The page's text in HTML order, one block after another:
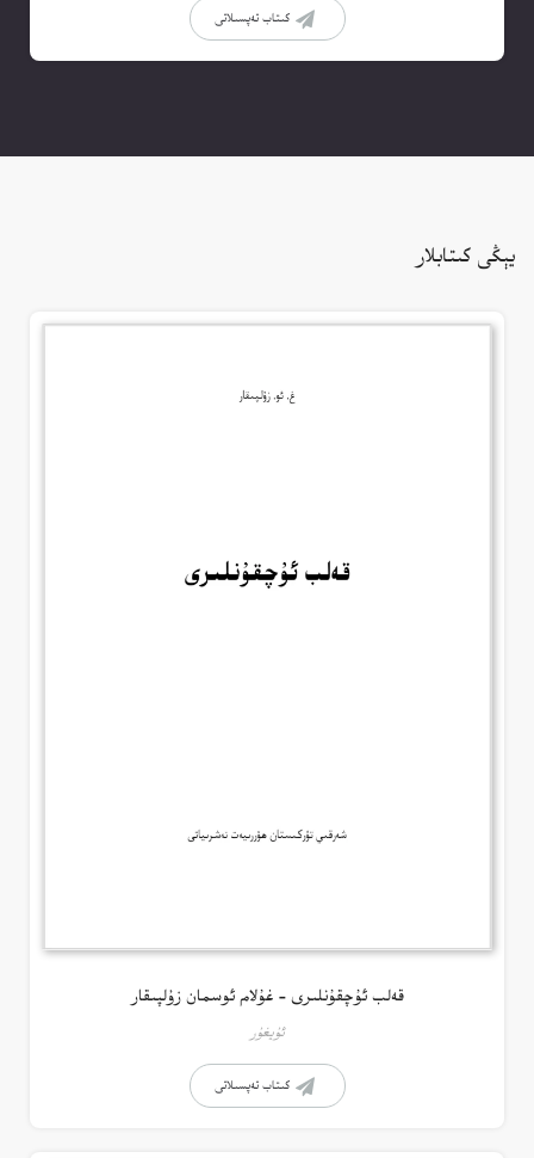
كىتاب تەپسىلاتى
يېڭى كىتابلار
قەلب ئۇچقۇنلىرى – غۇلام ئوسمان زۇلپىقار
ئۇيغۇر
كىتاب تەپسىلاتى